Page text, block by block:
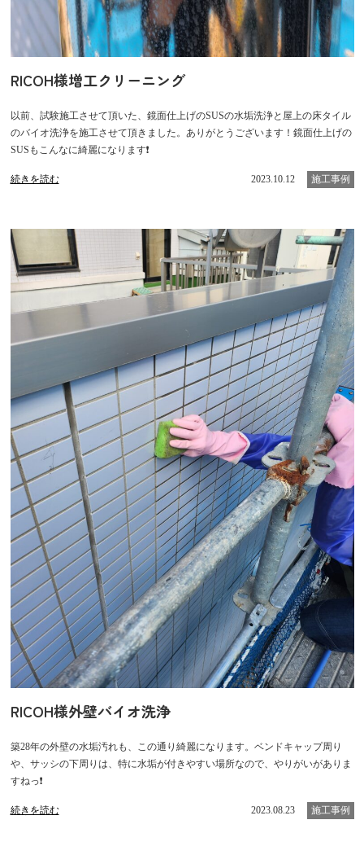
RICOH様増工クリーニング
以前、試験施工させて頂いた、鏡面仕上げのSUSの水垢洗浄と屋上の床タイル
のバイオ洗浄を施工させて頂きました。ありがとうございます！鏡面仕上げの
SUSもこんなに綺麗になります❗
続きを読む 2023.10.12 施工事例
RICOH様外壁バイオ洗浄
築28年の外壁の水垢汚れも、この通り綺麗になります。ベンドキャップ周り
や、サッシの下周りは、特に水垢が付きやすい場所なので、やりがいがありま
すねっ❗
続きを読む 2023.08.23 施工事例